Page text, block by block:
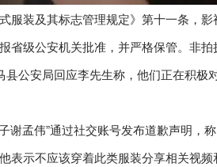
服装及其标志管理规定》第十一条，
省级公安机关批准，并严格保管。非拍
县公安局回应李先生称，他们正在积
谢孟伟”通过社交账号发布道歉声明
表示不应该穿着此类服装分享相关视频